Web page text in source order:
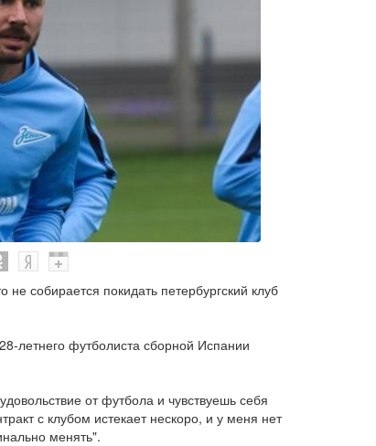
не собирается покидать петербургский клуб
летнего футболиста сборной Испании
от футбола и чувствуешь себя
с клубом истекает нескоро, и у меня нет
менять".